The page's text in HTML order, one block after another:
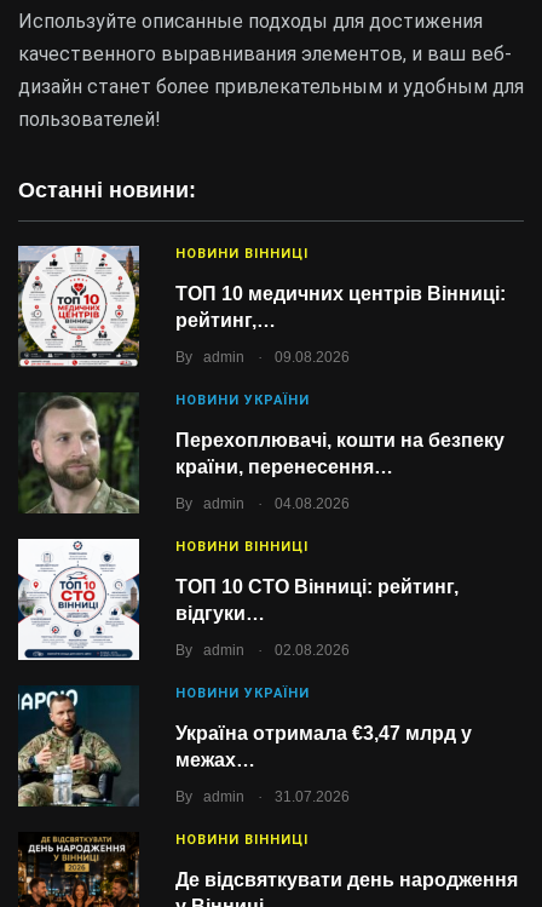
Останні новини:
НОВИНИ ВІННИЦІ
ТОП 10 медичних центрів Вінниці:
рейтинг,…
By admin . 09.08.2026
НОВИНИ УКРАЇНИ
Перехоплювачі, кошти на безпеку
країни, перенесення…
By admin . 04.08.2026
НОВИНИ ВІННИЦІ
ТОП 10 СТО Вінниці: рейтинг,
відгуки…
By admin . 02.08.2026
НОВИНИ УКРАЇНИ
Україна отримала €3,47 млрд у
межах…
By admin . 31.07.2026
НОВИНИ ВІННИЦІ
Де відсвяткувати день народження
Используйте описанные подходы для достижения
качественного выравнивания элементов, и ваш веб-
дизайн станет более привлекательным и удобным для
пользователей!